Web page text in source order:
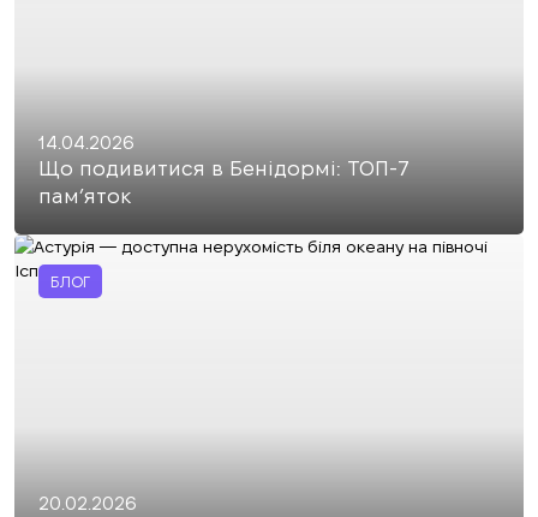
14.04.2026
Що подивитися в Бенідормі: ТОП-7
пам’яток
БЛОГ
20.02.2026